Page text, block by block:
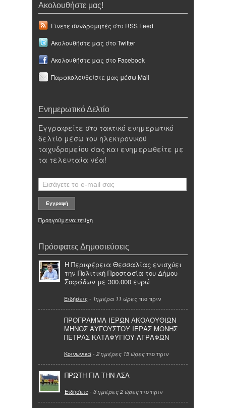
Ακολουθήστε μας!
Γίνετε συνδρομητές στο RSS Feed
Ακολουθήστε μας στο Twitter
Ακολουθήστε μας στο Facebook
Παρακολουθείστε μας μέσω Mail
Ενημερωτικό Δελτίο
Εγγραφείτε στο τακτικό ενημερωτικό
δελτίο μέσω του ηλεκτρονικού
ταχυδρομείου σας και ενημερωθείτε με
τα τελευταία νέα!
Προηγούμενα τεύχη
Πρόσφατες Δημοσιεύσεις
Η Περιφέρεια Θεσσαλίας ενισχύει
την Πολιτική Προστασία του Δήμου
Σοφάδων με 300.000 ευρώ
Ειδήσεις - 1ημέρα 11 ώρες πιο πριν
ΠΡΟΓΡΑΜΜΑ ΙΕΡΩΝ ΑΚΟΛΟΥΘΙΩΝ
ΜΗΝΟΣ ΑΥΓΟΥΣΤΟΥ ΙΕΡΑΣ ΜΟΝΗΣ
ΠΕΤΡΑΣ ΚΑΤΑΦΥΓΙΟΥ ΑΓΡΑΦΩΝ
Κοινωνικά- 2 ημέρες 15 ώρες πιο πριν
ΠΡΩΤΗ ΓΙΑ ΤΗΝ ΑΣΑ
Ειδήσεις - 3 ημέρες 2 ώρες πιο πριν